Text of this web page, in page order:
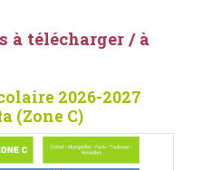
à télécharger / à
2026-2027
(Zone C)